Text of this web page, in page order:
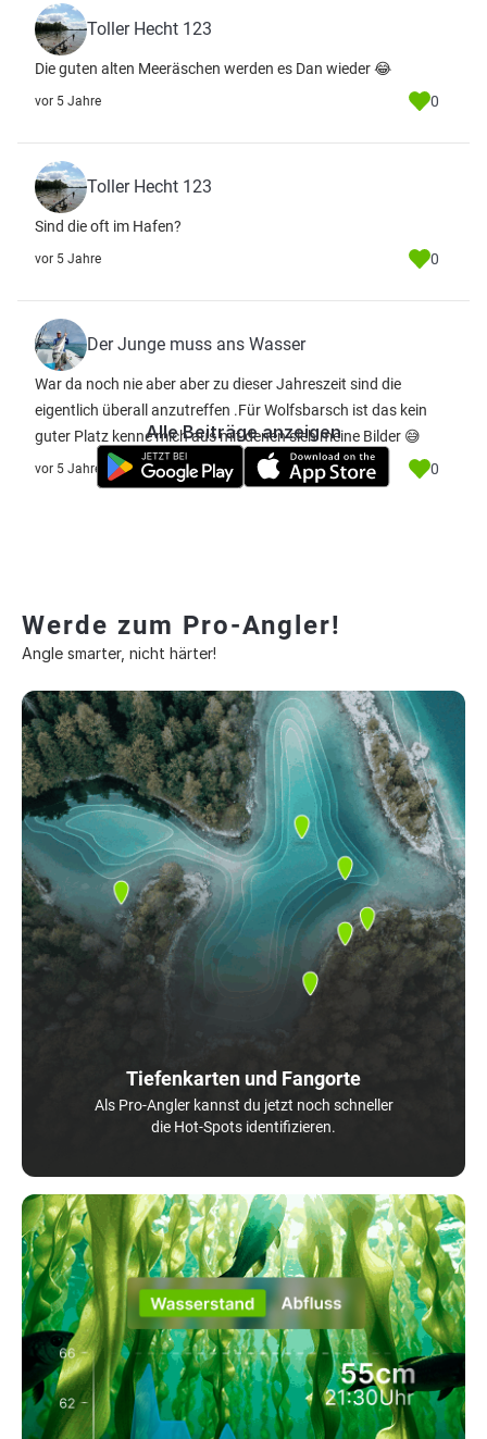
Toller Hecht 123
Die guten alten Meeräschen werden es Dan wieder 😂
vor 5 Jahre 0
Toller Hecht 123
Sind die oft im Hafen?
vor 5 Jahre 0
Der Junge muss ans Wasser
War da noch nie aber aber zu dieser Jahreszeit sind die
eigentlich überall anzutreffen .Für Wolfsbarsch ist das kein
guter Platz kenne mich aus mit denen sieh meine Bilder 😅
vor 5 Jahre 0
Alle Beiträge anzeigen
Werde zum Pro-Angler!
Angle smarter, nicht härter!
Tiefenkarten und Fangorte
Als Pro-Angler kannst du jetzt noch schneller
die Hot-Spots identifizieren.